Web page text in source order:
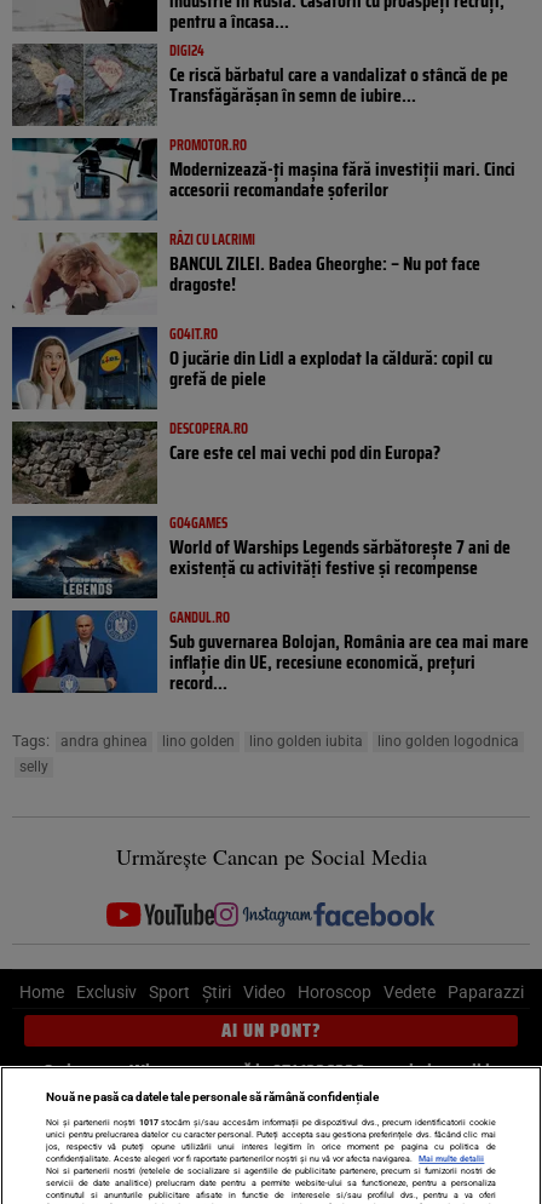
pentru a încasa...
DIGI24
Ce riscă bărbatul care a vandalizat o stâncă de pe
Transfăgărășan în semn de iubire...
PROMOTOR.RO
Modernizează-ți mașina fără investiții mari. Cinci
accesorii recomandate șoferilor
RÂZI CU LACRIMI
BANCUL ZILEI. Badea Gheorghe: – Nu pot face
dragoste!
GO4IT.RO
O jucărie din Lidl a explodat la căldură: copil cu
grefă de piele
DESCOPERA.RO
Care este cel mai vechi pod din Europa?
GO4GAMES
World of Warships Legends sărbătorește 7 ani de
existență cu activități festive și recompense
GANDUL.RO
Sub guvernarea Bolojan, România are cea mai mare
inflație din UE, recesiune economică, prețuri
record...
Tags: andra ghinea lino golden lino golden iubita
lino golden logodnica
selly
Urmărește Cancan pe Social Media
Home Exclusiv Sport Știri Video Horoscop Vedete Paparazzi
AI UN PONT?
Scrie-ne pe Whatsapp, sună la 0741226226 sau trimite mail la
pont@cancan.ro
Știri interne Știri externe
Politică
Ultimele stiri
Diete Insula Iubirii Dictionar de vise LIFE STYLE
Nouă ne pasă ca datele tale personale să rămână confidențiale
Noi și partenerii noștri 1017stocăm și/sau accesăm informații pe dispozitivul dvs., precum identificatorii cookie
unici pentru prelucrarea datelor cu caracter personal. Puteți accepta sau gestiona preferințele dvs. făcând clic mai
jos, respectiv vă puteți opune utilizării unui interes legitim în orice moment pe pagina cu politica de
confidențialitate. Aceste alegeri vor fi raportate partenerilor noștri și nu vă vor afecta navigarea.
Mai multe detalii
Noi si partenerii nostri (retelele de socializare si agentiile de publicitate partenere, precum si furnizorii nostri de
servicii de date analitice) prelucram date pentru a permite website-ului sa functioneze, pentru a personaliza
continutul si anunturile publicitare afisate in functie de interesele si/sau profilul dvs., pentru a va oferi